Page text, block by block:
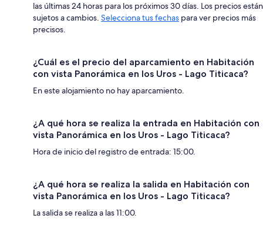
las últimas 24 horas para los próximos 30 días. Los precios están
sujetos a cambios. Selecciona tus fechas para ver precios más
precisos.
¿Cuál es el precio del aparcamiento en Habitación
con vista Panorámica en los Uros - Lago Titicaca?
En este alojamiento no hay aparcamiento.
¿A qué hora se realiza la entrada en Habitación con
vista Panorámica en los Uros - Lago Titicaca?
Hora de inicio del registro de entrada: 15:00.
¿A qué hora se realiza la salida en Habitación con
vista Panorámica en los Uros - Lago Titicaca?
La salida se realiza a las 11:00.